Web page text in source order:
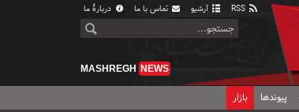
آرشیو تماس با ما دربارهٔ ما
MASHREGH NEWS
پیوندها بازار